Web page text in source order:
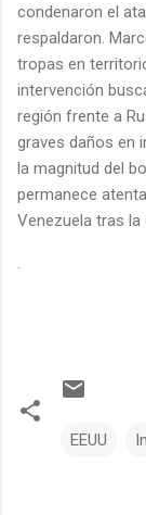
condenaron el
respaldaron.
tropas en
intervención
región frente a
graves daños en
la magnitud del
permanece
Venezuela tras la
EEUU